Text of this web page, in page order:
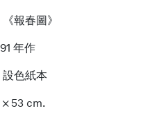
報春圖》
年作
設色紙本
× 53 cm.